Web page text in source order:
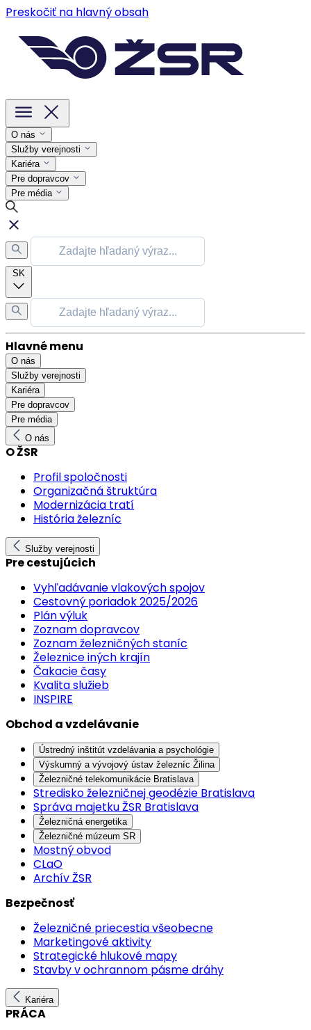
Preskočiť na hlavný obsah
O nás
Služby verejnosti
Kariéra
Pre dopravcov
Pre média
SK
Hlavné menu
O nás
Služby verejnosti
Kariéra
Pre dopravcov
Pre média
O nás
O ŽSR
Profil spoločnosti
Organizačná štruktúra
Modernizácia tratí
História železníc
Služby verejnosti
Pre cestujúcich
Vyhľadávanie vlakových spojov
Cestovný poriadok 2025/2026
Plán výluk
Zoznam dopravcov
Zoznam železničných staníc
Železnice iných krajín
Čakacie časy
Kvalita služieb
INSPIRE
Obchod a vzdelávanie
Ústredný inštitút vzdelávania a psychológie
Výskumný a vývojový ústav železníc Žilina
Železničné telekomunikácie Bratislava
Stredisko železničnej geodézie Bratislava
Správa majetku ŽSR Bratislava
Železničná energetika
Železničné múzeum SR
Mostný obvod
CLaO
Archív ŽSR
Bezpečnosť
Železničné priecestia všeobecne
Marketingové aktivity
Strategické hlukové mapy
Stavby v ochrannom pásme dráhy
Kariéra
PRÁCA